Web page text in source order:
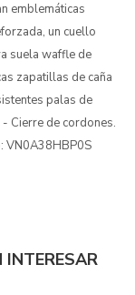
emblemáticas
un cuello
suela waffle de
zapatillas de caña
palas de
Cierre de cordones.
VN0A38HBP0S
INTERESAR